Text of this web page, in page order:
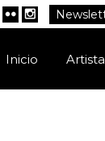
Twitter
FlickrInstagram
Inicio